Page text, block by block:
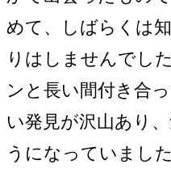
めて、しばらくは
りはしませんでし
ンと長い間付き合
い発見が沢山あり
うになっていました